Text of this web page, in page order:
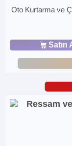
Oto Kurtarma ve
Satın